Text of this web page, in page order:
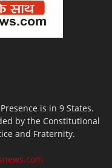
is in 9 States.
by the Constitutional
and Fraternity.